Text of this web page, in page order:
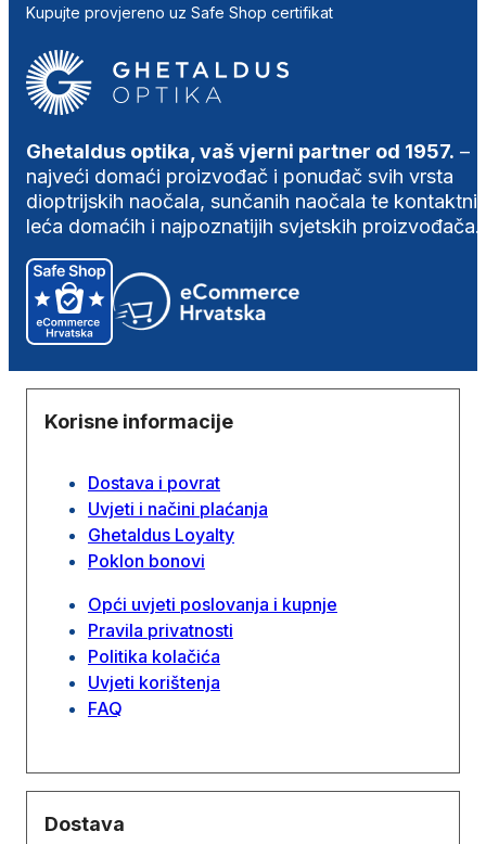
Kupujte provjereno uz Safe Shop certifikat
Ghetaldus optika, vaš vjerni partner od 1957. –
najveći domaći proizvođač i ponuđač svih vrsta
dioptrijskih naočala, sunčanih naočala te
leća domaćih i najpoznatijih svjetskih proizvođača.
Korisne informacije
Dostava i povrat
Uvjeti i načini plaćanja
Ghetaldus Loyalty
Poklon bonovi
Opći uvjeti poslovanja i kupnje
Pravila privatnosti
Politika kolačića
Uvjeti korištenja
FAQ
Dostava